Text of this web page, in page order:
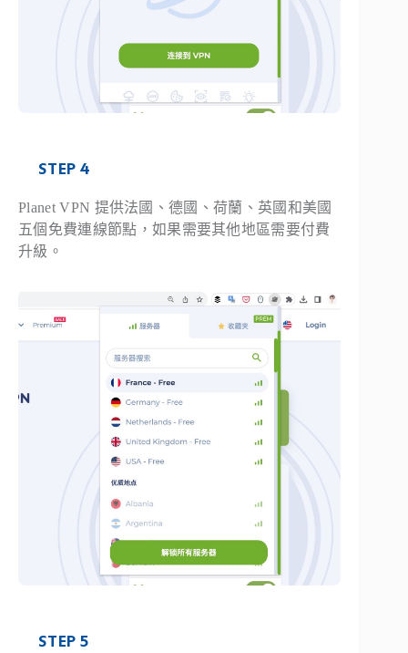
STEP 4
Planet VPN 提供法國、德國、荷蘭、英國和美國
五個免費連線節點，如果需要其他地區需要付費
升級。
STEP 5